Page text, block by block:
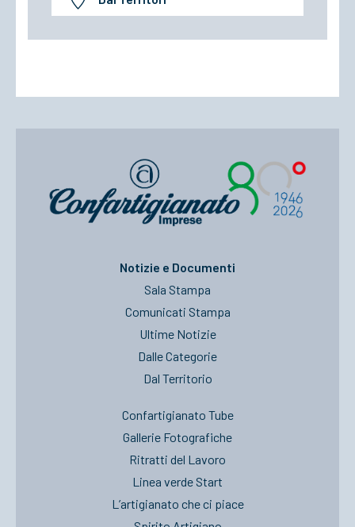
Notizie e Documenti
Sala Stampa
Comunicati Stampa
Ultime Notizie
Dalle Categorie
Dal Territorio
Confartigianato Tube
Gallerie Fotografiche
Ritratti del Lavoro
Linea verde Start
L’artigianato che ci piace